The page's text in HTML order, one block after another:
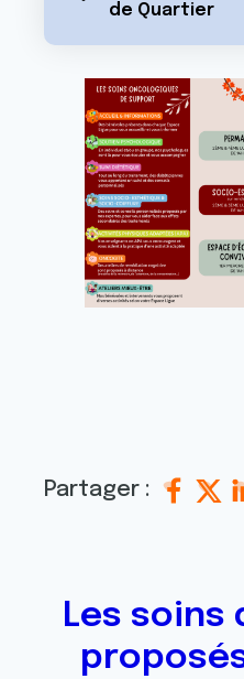
de Quartier
Partager :
Les soins